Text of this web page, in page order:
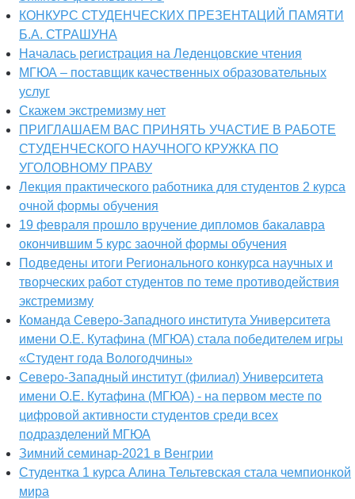
КОНКУРС СТУДЕНЧЕСКИХ ПРЕЗЕНТАЦИЙ ПАМЯТИ
Б.А. СТРАШУНА
Началась регистрация на Леденцовские чтения
МГЮА – поставщик качественных образовательных
услуг
Скажем экстремизму нет
ПРИГЛАШАЕМ ВАС ПРИНЯТЬ УЧАСТИЕ В РАБОТЕ
СТУДЕНЧЕСКОГО НАУЧНОГО КРУЖКА ПО
УГОЛОВНОМУ ПРАВУ
Лекция практического работника для студентов 2 курса
очной формы обучения
19 февраля прошло вручение дипломов бакалавра
окончившим 5 курс заочной формы обучения
Подведены итоги Регионального конкурса научных и
творческих работ студентов по теме противодействия
экстремизму
Команда Северо-Западного института Университета
имени О.Е. Кутафина (МГЮА) стала победителем игры
«Студент года Вологодчины»
Северо-Западный институт (филиал) Университета
имени О.Е. Кутафина (МГЮА) - на первом месте по
цифровой активности студентов среди всех
подразделений МГЮА
Зимний семинар-2021 в Венгрии
Студентка 1 курса Алина Тельтевская стала чемпионкой
мира